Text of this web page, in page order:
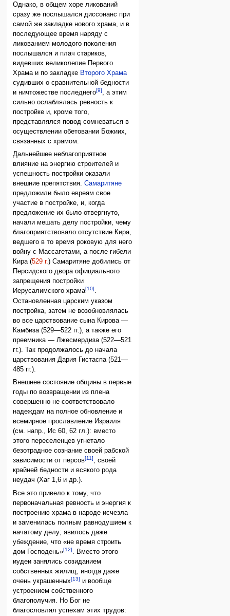
Однако, в общем хоре ликований
сразу же послышался диссонанс при
самой же закладке нового храма, и в
последующее время наряду с
ликованием молодого поколения
послышался и плач стариков,
видевших великолепие Первого
Храма и по закладке Второго Храма
судивших о сравнительной бедности
и ничтожестве последнего[9], а этим
сильно ослаблялась ревность к
постройке и, кроме того,
представлялся повод сомневаться в
осуществлении обетовании Божиих,
связанных с храмом.
Дальнейшее неблагоприятное
влияние на энергию строителей и
успешность постройки оказали
внешние препятствия.Самаритяне
предложили было евреям свое
участие в постройке, и, когда
предложение их было отвергнуто,
начали мешать делу постройки, чему
благоприятствовало отсутствие Кира,
ведшего в то время роковую для него
войну с Массагетами, а после гибели
Кира (529 г.) Самаритяне добились от
Персидского двора официального
запрещения постройки
Иерусалимского храма[10].
Остановленная царским указом
постройка, затем не возобновлялась
во все царствование сына Кирова —
Камбиза (529—522 гг.), а также его
преемника — Лжесмердиза (522—521
гг.). Так продолжалось до начала
царствования Дария Гистаспа (521—
485 гг.).
Внешнее состояние общины в первые
годы по возвращении из плена
совершенно не соответствовало
надеждам на полное обновление и
всемирное прославление Израиля
(см. напр., Иc 60, 62 гл.): вместо
этого переселенцев угнетало
безотрадное сознание своей рабской
зависимости от персов[11], своей
крайней бедности и всякого рода
неудач (Хаг 1,6 и др.).
Все это привело к тому, что
первоначальная ревность и энергия к
построению храма в народе исчезла
и заменилась полным равнодушием к
начатому делу; явилось даже
убеждение, что «не время строить
дом Господень»[12]. Вместо этого
иудеи занялись созиданием
собственных жилищ, иногда даже
очень украшенных[13] и вообще
устроением собственного
благополучия. Но Бог не
благословлял успехам этих трудов: